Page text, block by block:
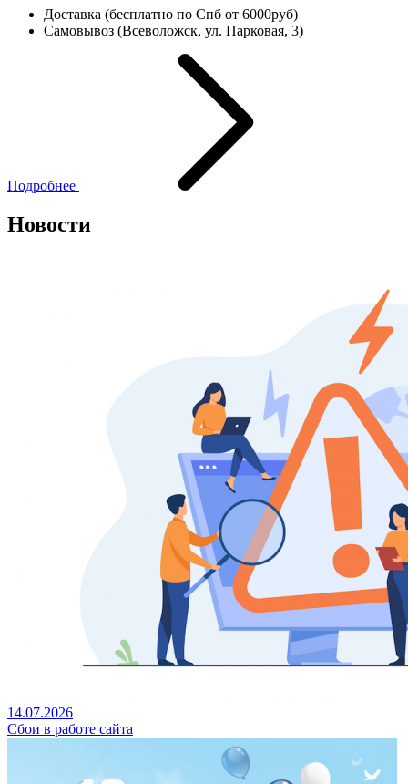
Доставка (бесплатно по Спб от 6000руб)
Самовывоз (Всеволожск, ул. Парковая, 3)
Подробнее
Новости
14.07.2026
Сбои в работе сайта